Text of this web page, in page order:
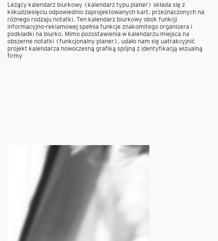
Leżący kalendarz biurkowy (kalendarz typu planer) składa się z
kilkudziesięciu odpowiednio zaprojektowanych kart, przeznaczonych na
różnego rodzaju notatki. Ten kalendarz biurkowy obok funkcji
informacyjno-reklamowej spełnia funkcje znakomitego organizera i
podkładki na biurko. Mimo pozostawienia w kalendarzu miejsca na
obszerne notatki (funkcjonalny planer), udało nam się uatrakcyjnić
projekt kalendarza nowoczesną grafiką spójną z identyfikacją wizualną
firmy